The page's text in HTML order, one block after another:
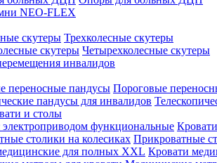
NEO-FLEX
Трехколесные скутеры
Четырехколесные скутеры
инвалидов
Пороговые
и столы
Прикроватные
Кровати